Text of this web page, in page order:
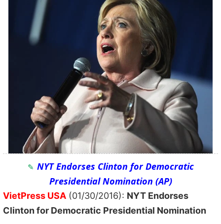
NYT Endorses Clinton for Democratic
Presidential Nomination (AP)
VietPress USA (01/30/2016): NYT Endorses
Clinton for Democratic Presidential Nomination